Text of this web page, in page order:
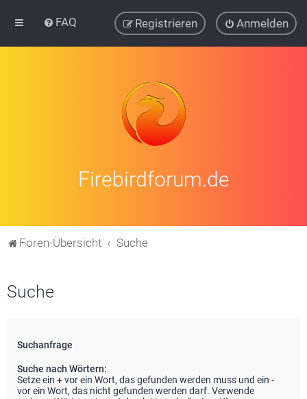
FAQ Anmelden
Registrieren
Firebirdforum.de
Foren-Übersicht Suche
Suche
Suchanfrage
Suche nach Wörtern:
Setze ein +vor ein Wort, das gefunden werden muss und ein -
vor ein Wort, das nicht gefunden werden darf. Verwende